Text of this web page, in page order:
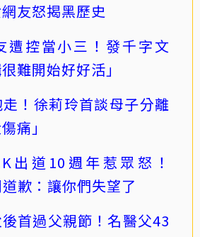
友怒揭黑歷史
遭控當小三！發千字文
難開始好好活」
！徐莉玲首談母子分離
痛」
出道10週年惹眾怒！
歉：讓你們失望了
首過父親節！名醫父43